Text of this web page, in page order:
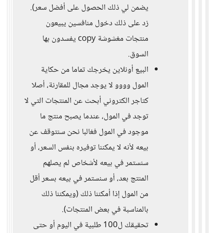
يضمن لي ذلك الحصول على أفضل سعر).
زد على ذلك دخول منافسين يبيعون
منتجات مغشوشة copy يفسدون بها
السوق.
البيع أونلاين يخرجك تماما من حكاية
المول وووو لا يوجد مجال للمقارنة، أصلا
كتاجر الكتروني أبحث عن المنتجات التي لا
توجد في المول، عندما يصبح منتج ما
موجود في المول فغالبا نحن سنتوقف عن
بيعه لأنه لا يمكننا توفيره بنفس السعر، أو
سنستمر في بيعه لأشخاص لم يصلهم
المنتج بعد، أو سنستمر في بيعه بسعر أقل
من المول إذا أمكننا ذلك (ويمكننا ذلك
بالمناسبة في بعض المنتجات).
تحقيقك ل100 طلبية في اليوم أو حتى